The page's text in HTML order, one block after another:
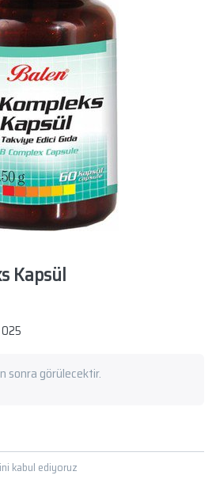
Kapsül
025
sonra görülecektir.
kabul ediyoruz